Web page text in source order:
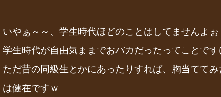
いやぁ～～、学生時代ほどのことはしてませんよ
学生時代が自由気ままでおバカだったってことで
ただ昔の同級生とかにあったりすれば、胸当てて
は健在ですｗ